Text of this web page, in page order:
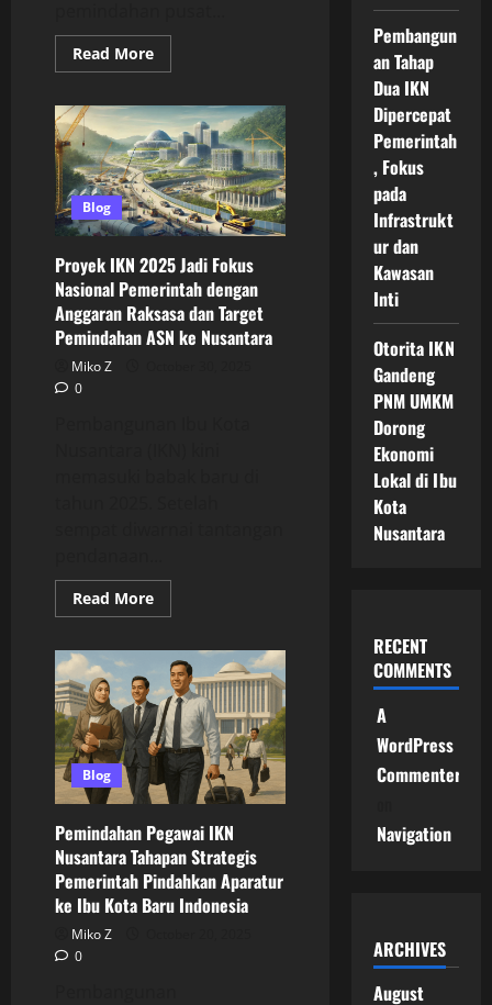
Read MoreRead
more
ASN
di
IKN
Nusantara
Dirancang
Modern
Ramah
Lingkungan
dan
Ditempati
pada
Akhir
2025
Blog
Proyek IKN 2025 Jadi Fokus
Nasional Pemerintah dengan
Anggaran Raksasa dan Target
Pemindahan ASN ke Nusantara
Miko Z
0
Read MoreRead
more
IKN
2025
Jadi
Fokus
Nasional
Pemerintah
dengan
Anggaran
Raksasa
dan
Pemindahan
ASN
ke
Nusantara
Blog
Pemindahan Pegawai IKN
Nusantara Tahapan Strategis
Pemerintah Pindahkan Aparatur
ke Ibu Kota Baru Indonesia
Miko Z
0
Pembangun
an Tahap
Dua IKN
Dipercepat
Pemerintah
, Fokus
pada
Infrastrukt
ur dan
Kawasan
Inti
Otorita IKN
Gandeng
PNM UMKM
Dorong
Ekonomi
Lokal di Ibu
Kota
Nusantara
RECENT
COMMENTS
A
WordPress
Commenter
Navigation
ARCHIVES
August